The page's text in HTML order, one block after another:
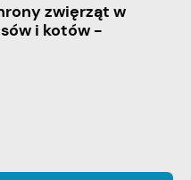
zwięrząt w
i kotów -